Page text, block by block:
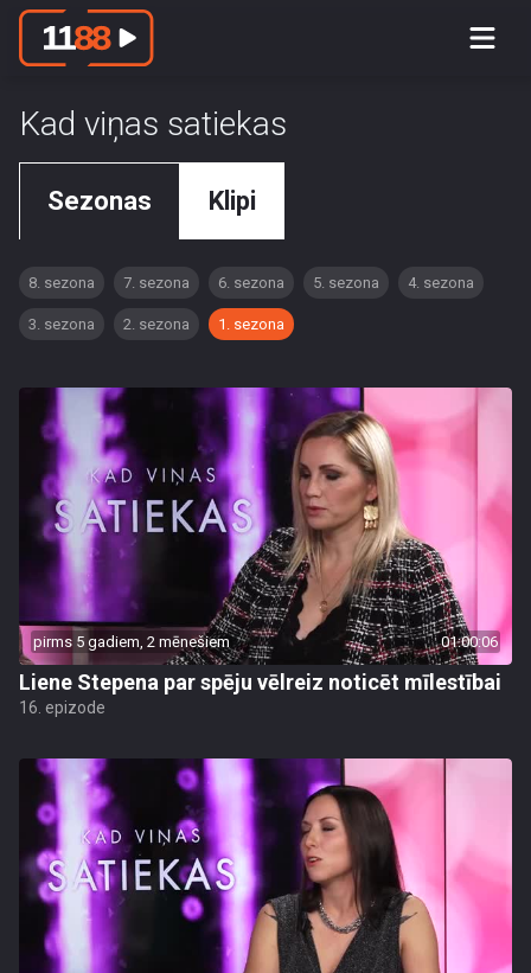
Kad viņas satiekas
Sezonas Klipi
8. sezona 7. sezona 6. sezona 5. sezona 4. sezona
3. sezona 2. sezona 1. sezona
pirms 5 gadiem, 2 mēnešiem 01:00:06
Liene Stepena par spēju vēlreiz noticēt mīlestībai
16. epizode